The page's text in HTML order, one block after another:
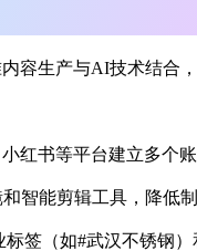
容生产与AI技术结合
红书等平台建立多个
智能剪辑工具，降低
签（如#武汉不锈钢）